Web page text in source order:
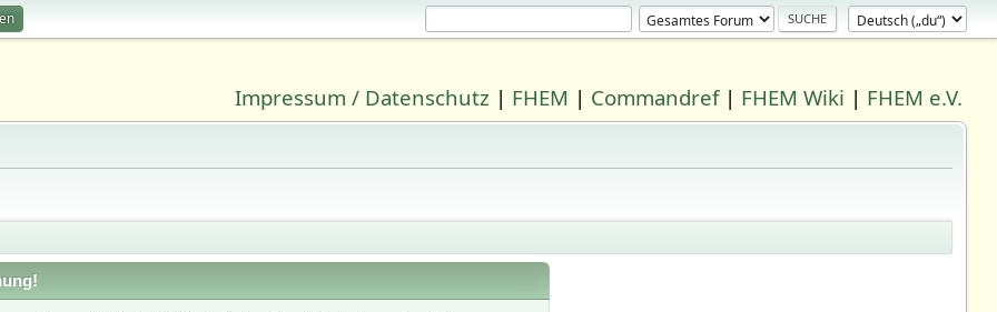
Impressum / Datenschutz | FHEM | Commandref| FHEM Wiki | FHEM e.V.